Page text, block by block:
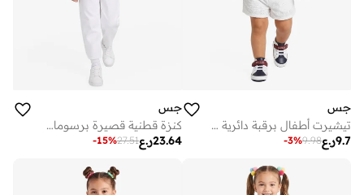
جس
تيشيرت أطفال برقبة دائرية برسومات
ر.ع9.7
9.98
-3%
جس
كنزة قطنية قصيرة برسومات شبابية
ر.ع23.64
27.51
-15%